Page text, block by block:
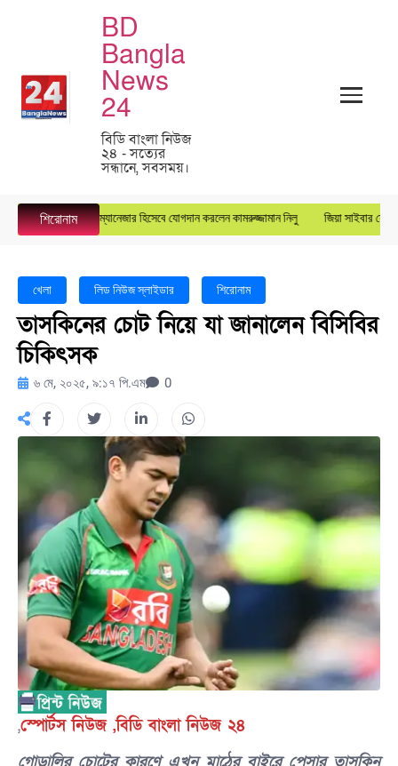
BD
Bangla
News
24
বিডি বাংলা নিউজ
২৪ - সত্যের
সন্ধানে, সবসময়।
শিরোনাম
গ্রুপে জেনারেল ম্যানেজার হিসেবে যোগদান করলেন কামরুজ্জামান নিলু জিয়া সাইবার
খেলা লিড নিউজ স্লাইডার শিরোনাম
তাসকিনের চোট নিয়ে যা জানালেন বিসিবির
চিকিৎসক
৬ মে, ২০২৫, ৯:১৭ পি.এম 0
,স্পোর্টস নিউজ ,বিডি বাংলা নিউজ ২৪